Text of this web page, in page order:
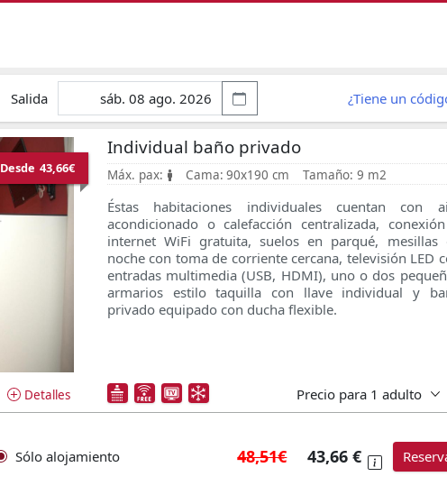
Salida ¿Tiene un
Desde 43,66€
Detalles
Individual baño privado
Máx. pax: Cama: 90x190 cm Tamaño: 9 m2
Éstas habitaciones individuales cuentan con
acondicionado o calefacción centralizada,
internet WiFi gratuita, suelos en parqué, mesillas
noche con toma de corriente cercana, televisión LED
entradas multimedia (USB, HDMI), uno o dos
armarios estilo taquilla con llave individual y
privado equipado con ducha flexible.
Precio para1 adulto
Sólo alojamiento 48,51€ 43,66 €